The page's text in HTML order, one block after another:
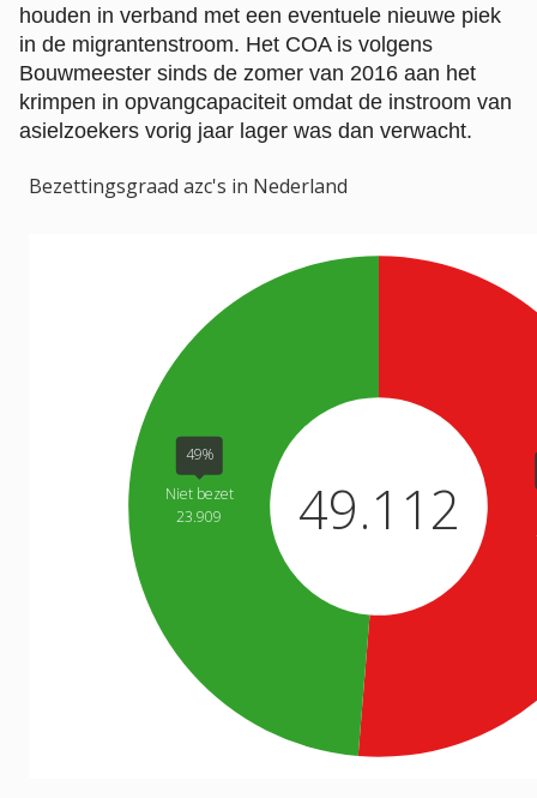
houden in verband met een eventuele nieuwe piek
in de migrantenstroom. Het COA is volgens
Bouwmeester sinds de zomer van 2016 aan het
krimpen in opvangcapaciteit omdat de instroom van
asielzoekers vorig jaar lager was dan verwacht.